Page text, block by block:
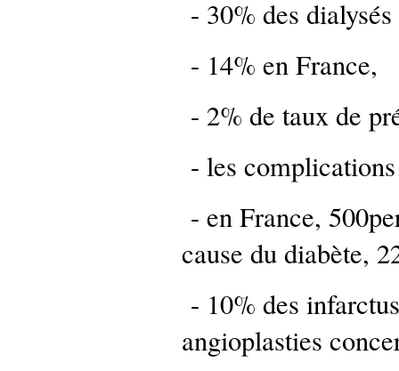
- 30% des
- 14% en France,
- 2% de taux de
- les
- en France,
cause du diabète,
- 10% des
angioplasties